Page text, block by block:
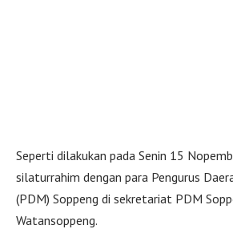
Seperti dilakukan pada Senin 15
silaturrahim dengan para Pengurus
(PDM) Soppeng di sekretariat PDM
Watansoppeng.